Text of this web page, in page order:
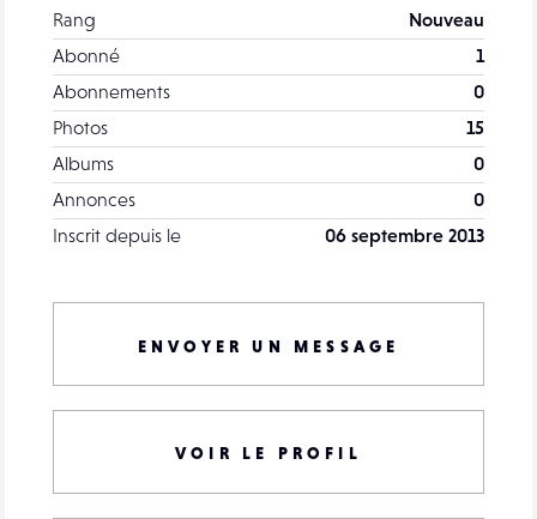
Rang
Nouveau
Abonné
1
Abonnements
0
Photos
15
Albums
0
Annonces
0
Inscrit depuis le
06 septembre 2013
ENVOYER UN MESSAGE
VOIR LE PROFIL